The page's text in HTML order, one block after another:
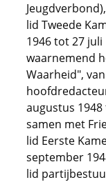
lid Tweede
1946 tot 27 juli
waarnemend
Waarheid",
augustus
samen met
lid Eerste
september
lid